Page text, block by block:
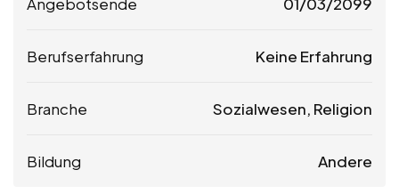
Berufserfahrung Keine Erfahrung
Branche Sozialwesen, Religion
Bildung Andere